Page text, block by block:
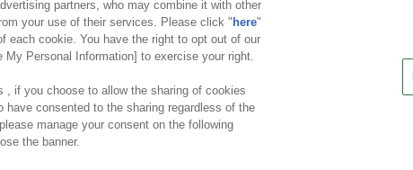
について カスタマーハラスメント対応方針
partners, who may combine it with other
your use of their services. Please click " here"
each cookie. You have the right to opt out of our
Personal Information] to exercise your right.
, if you choose to allow the sharing of cookies
have consented to the sharing regardless of the
manage your consent on the following
the banner.